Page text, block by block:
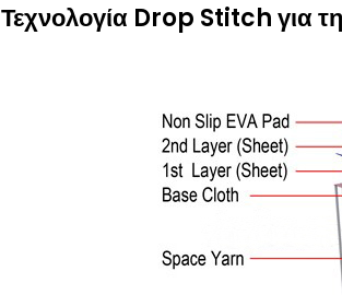
Τεχνολογία Drop Stitch για